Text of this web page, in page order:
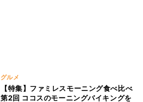
グルメ
【特集】ファミレスモーニング食べ比べ
第2回 ココスのモーニングバイキングを